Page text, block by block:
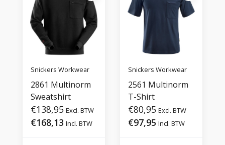
Snickers Workwear
2861 Multinorm
Sweatshirt
€138,95 Excl. BTW
€168,13 Incl. BTW
Snickers Workwear
2561 Multinorm
T-Shirt
€80,95 Excl. BTW
€97,95 Incl. BTW